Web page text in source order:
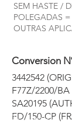
SEM HASTE /
POLEGADAS =
OUTRAS
Conversion
3442542
F77Z/2200/BA
SA20195
FD/150-CP